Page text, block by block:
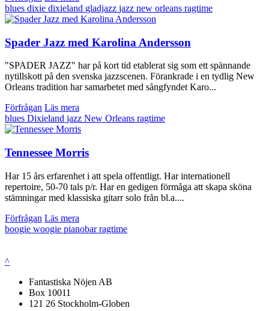
blues dixie dixieland gladjazz jazz new orleans ragtime
Spader Jazz med Karolina Andersson
"SPADER JAZZ" har på kort tid etablerat sig som ett spännande
nytillskott på den svenska jazzscenen. Förankrade i en tydlig New
Orleans tradition har samarbetet med sångfyndet Karo...
Förfrågan Läs mera
blues Dixieland jazz New Orleans ragtime
Tennessee Morris
Har 15 års erfarenhet i att spela offentligt. Har internationell
repertoire, 50-70 tals p/r. Har en gedigen förmåga att skapa sköna
stämningar med klassiska gitarr solo från bl.a....
Förfrågan Läs mera
boogie woogie pianobarragtime
^
Fantastiska Nöjen AB
Box 10011
121 26 Stockholm-Globen